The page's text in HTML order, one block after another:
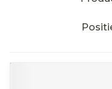
Sorteer